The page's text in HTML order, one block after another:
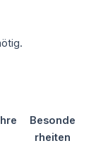
Besonde
rheiten